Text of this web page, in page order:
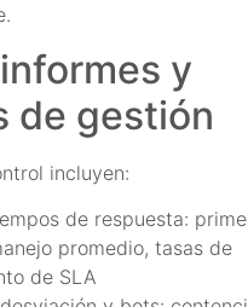
y
de gestión
incluyen:
de respuesta:
promedio, tasas de
de SLA